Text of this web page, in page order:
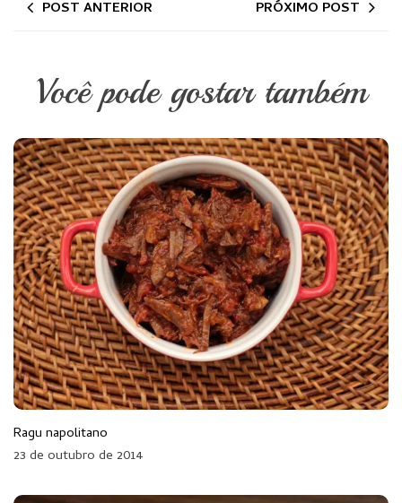
POST ANTERIOR PRÓXIMO POST
Você pode gostar também
Ragu napolitano
23 de outubro de 2014